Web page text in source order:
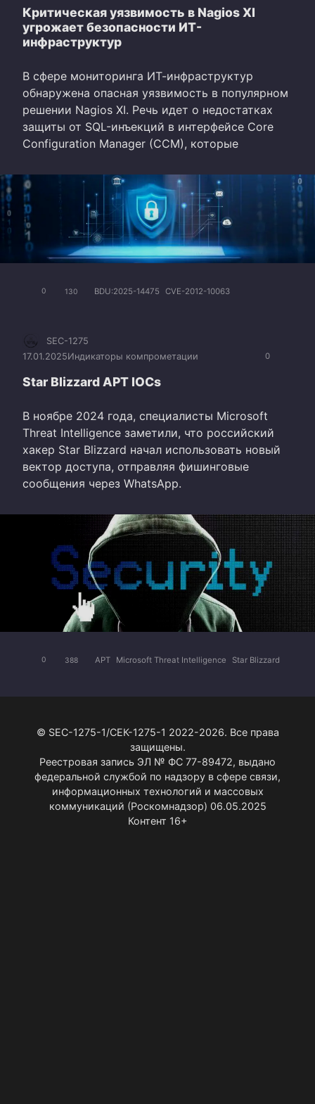
Критическая уязвимость в Nagios XI
угрожает безопасности ИТ-
инфраструктур
В сфере мониторинга ИТ-инфраструктур
обнаружена опасная уязвимость в популярном
решении Nagios XI. Речь идет о недостатках
защиты от SQL-инъекций в интерфейсе Core
Configuration Manager (CCM), которые
0 130 BDU:2025-14475 CVE-2012-10063
0
SEC-1275
17.01.2025Индикаторы компрометации
Star Blizzard APT IOCs
В ноябре 2024 года, специалисты Microsoft
Threat Intelligence заметили, что российский
хакер Star Blizzard начал использовать новый
вектор доступа, отправляя фишинговые
сообщения через WhatsApp.
0 388 APT Microsoft Threat Intelligence Star Blizzard
© SEC-1275-1/СЕК-1275-1 2022-2026. Все права
защищены.
Реестровая запись ЭЛ № ФС 77-89472, выдано
федеральной службой по надзору в сфере связи,
информационных технологий и массовых
коммуникаций (Роскомнадзор) 06.05.2025
Контент 16+